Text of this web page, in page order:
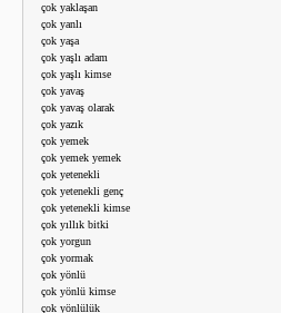
çok yaklaşan
çok yanlı
çok yaşa
çok yaşlı adam
çok yaşlı kimse
çok yavaş
çok yavaş olarak
çok yazık
çok yemek
çok yemek yemek
çok yetenekli
çok yetenekli genç
çok yetenekli kimse
çok yıllık bitki
çok yorgun
çok yormak
çok yönlü
çok yönlü kimse
çok yönlülük